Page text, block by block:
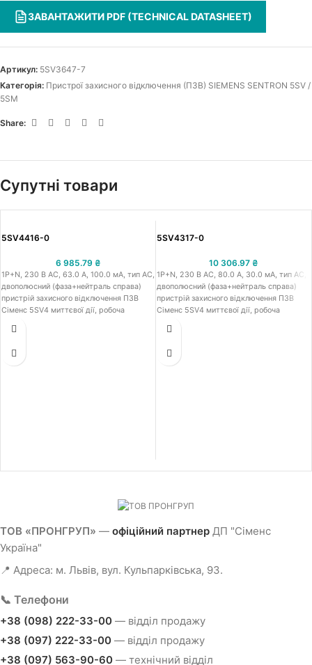
ЗАВАНТАЖИТИ PDF (TECHNICAL DATASHEET)
Артикул: 5SV3647-7
Категорія: Пристрої захисного відключення (ПЗВ) SIEMENS SENTRON 5SV /
5SM
Share:
Супутні товари
5SV4416-0
6 985.79 ₴
1Р+N, 230 В АС, 63.0 A, 100.0 мА, тип АС,
двополюсний (фаза+нейтраль справа)
пристрій захисного відключення ПЗВ
Сіменс 5SV4 миттєвої дії, робоча
63.0 A, номінальний диференційний
ДІН-рейку, ширина 36 мм
5SV4317-0
10 306.97 ₴
1Р+N, 230 В АС, 80.0 A, 30.0 мА, тип АС,
двополюсний (фаза+нейтраль справа)
пристрій захисного відключення ПЗВ
Сіменс 5SV4 миттєвої дії, робоча
80.0 A, номінальний диференційний
ДІН-рейку, ширина 36 мм
ТОВ «ПРОНГРУП» — офіційний партнер ДП "Сіменс
Україна"
📍 Адреса: м. Львів, вул. Кульпарківська, 93.
📞 Телефони
+38 (098) 222-33-00 — відділ продажу
+38 (097) 222-33-00 — відділ продажу
+38 (097) 563-90-60 — технічний відділ